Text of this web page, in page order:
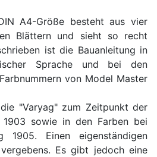
A4-Größe besteht aus vier
Blättern und sieht so recht
ist die Bauanleitung in
Sprache und bei den
von Model Master
"Varyag" zum Zeitpunkt der
1903 sowie in den Farben bei
1905. Einen eigenständigen
Es gibt jedoch eine